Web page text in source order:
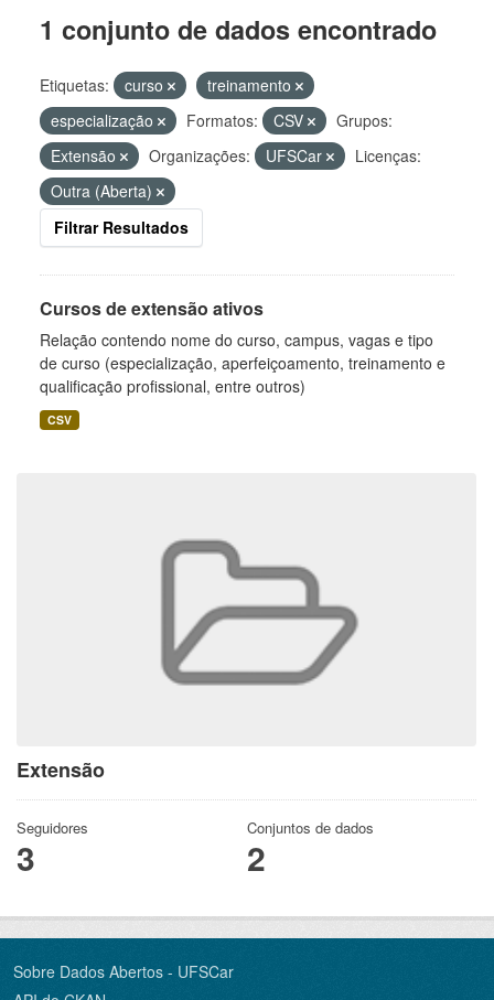
Extensão
Seguidores
3
Conjuntos de dados
2
1 conjunto de dados encontrado
Etiquetas: curso
treinamento
especialização
Formatos: CSV
Grupos:
Extensão
Organizações: UFSCar
Licenças:
Outra (Aberta)
Filtrar Resultados
Cursos de extensão ativos
Relação contendo nome do curso, campus, vagas e tipo
de curso (especialização, aperfeiçoamento, treinamento e
qualificação profissional, entre outros)
CSV
Sobre Dados Abertos - UFSCar